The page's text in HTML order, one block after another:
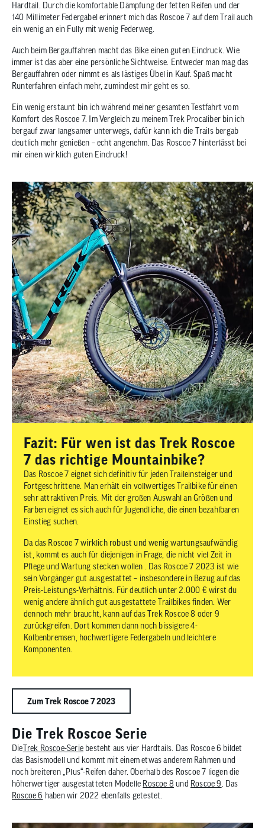
Hardtail. Durch die komfortable Dämpfung der fetten Reifen und der
140 Millimeter Federgabel erinnert mich das Roscoe 7 auf dem Trail auch
ein wenig an ein Fully mit wenig Federweg.
Auch beim Bergauffahren macht das Bike einen guten Eindruck. Wie
immer ist das aber eine persönliche Sichtweise. Entweder man mag das
Bergauffahren oder nimmt es als lästiges Übel in Kauf. Spaß macht
Runterfahren einfach mehr, zumindest mir geht es so.
Ein wenig erstaunt bin ich während meiner gesamten Testfahrt vom
Komfort des Roscoe 7. Im Vergleich zu meinem Trek Procaliber bin ich
bergauf zwar langsamer unterwegs, dafür kann ich die Trails bergab
deutlich mehr genießen – echt angenehm. Das Roscoe 7 hinterlässt bei
mir einen wirklich guten Eindruck!
Fazit: Für wen ist das Trek Roscoe
7 das richtige Mountainbike?
Das Roscoe 7 eignet sich definitiv für jeden Traileinsteiger und
Fortgeschrittene. Man erhält ein vollwertiges Trailbike für einen
sehr attraktiven Preis. Mit der großen Auswahl an Größen und
Farben eignet es sich auch für Jugendliche, die einen bezahlbaren
Einstieg suchen.
Da das Roscoe 7 wirklich robust und wenig wartungsaufwändig
ist, kommt es auch für diejenigen in Frage, die nicht viel Zeit in
Pflege und Wartung stecken wollen . Das Roscoe 7 2023 ist wie
sein Vorgänger gut ausgestattet – insbesondere in Bezug auf das
Preis-Leistungs-Verhältnis. Für deutlich unter 2.000 € wirst du
wenig andere ähnlich gut ausgestattete Trailbikes finden. Wer
dennoch mehr braucht, kann auf das Trek Roscoe 8 oder 9
zurückgreifen. Dort kommen dann noch bissigere 4-
Kolbenbremsen, hochwertigere Federgabeln und leichtere
Komponenten.
Zum Trek Roscoe 7 2023
Die Trek Roscoe Serie
DieTrek Roscoe-Serie besteht aus vier Hardtails. Das Roscoe 6 bildet
das Basismodell und kommt mit einem etwas anderem Rahmen und
noch breiteren „Plus“-Reifen daher. Oberhalb des Roscoe 7 liegen die
höherwertiger ausgestatteten Modelle Roscoe 8 und Roscoe 9. Das
Roscoe 6 haben wir 2022 ebenfalls getestet.